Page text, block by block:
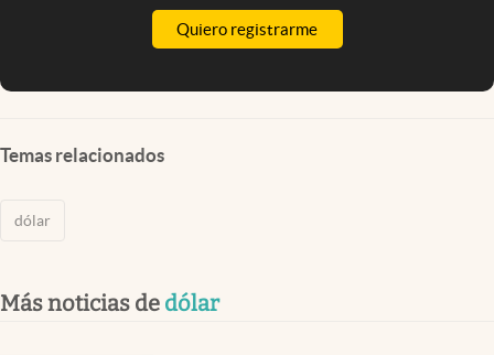
Quiero registrarme
Temas relacionados
dólar
Más noticias de dólar